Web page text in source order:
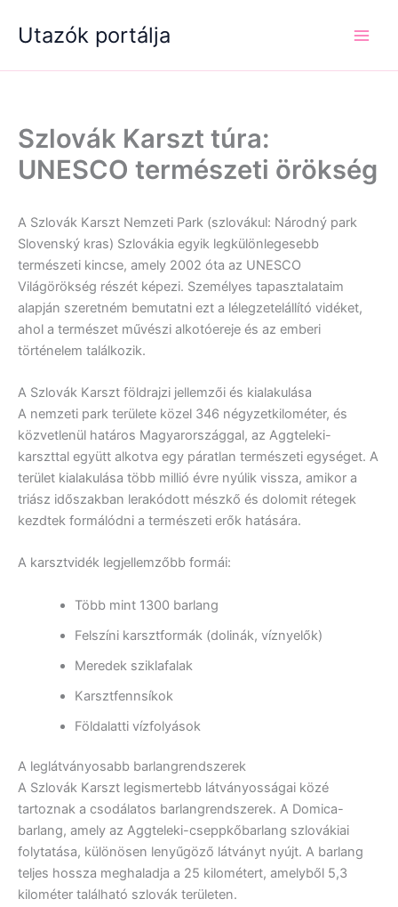
Utazók portálja
Szlovák Karszt túra:
UNESCO természeti örökség
A Szlovák Karszt Nemzeti Park (szlovákul: Národný park
Slovenský kras) Szlovákia egyik legkülönlegesebb
természeti kincse, amely 2002 óta az UNESCO
Világörökség részét képezi. Személyes tapasztalataim
alapján szeretném bemutatni ezt a lélegzetelállító vidéket,
ahol a természet művészi alkotóereje és az emberi
történelem találkozik.
A Szlovák Karszt földrajzi jellemzői és kialakulása
A nemzeti park területe közel 346 négyzetkilométer, és
közvetlenül határos Magyarországgal, az Aggteleki-
karszttal együtt alkotva egy páratlan természeti egységet. A
terület kialakulása több millió évre nyúlik vissza, amikor a
triász időszakban lerakódott mészkő és dolomit rétegek
kezdtek formálódni a természeti erők hatására.
A karsztvidék legjellemzőbb formái:
Több mint 1300 barlang
Felszíni karsztformák (dolinák, víznyelők)
Meredek sziklafalak
Karsztfennsíkok
Földalatti vízfolyások
A leglátványosabb barlangrendszerek
A Szlovák Karszt legismertebb látványosságai közé
tartoznak a csodálatos barlangrendszerek. A Domica-
barlang, amely az Aggteleki-cseppkőbarlang szlovákiai
folytatása, különösen lenyűgöző látványt nyújt. A barlang
teljes hossza meghaladja a 25 kilométert, amelyből 5,3
kilométer található szlovák területen.